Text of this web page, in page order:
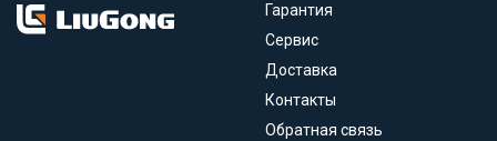
Гарантия
Сервис
Доставка
Контакты
Обратная связь